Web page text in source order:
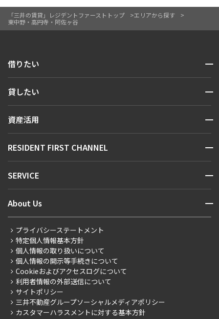
「三井の賃貸」レジデントファーストトップ
エリアから探す
東中野・高円寺・阿佐ヶ谷
駅から徒歩
指定なし
1分以内
他条件
三井の賃貸物件
楽器可・相談
入居可能日
より詳細な絞り込み
建物施設やお部屋の設備、方位、階数などの絞り込みが
できます
借りたい 開閉
人気エリアから探す
新着情報から探す
新着募集情報
こだわりから探す
こだわり一覧
プレミアムマンション
新築
当社限定（港区・渋谷区）
当社限定（港区・渋谷区以外）
三井不動産企画
貸したい 開閉
お問い合わせ
資産活用 開閉
お問い合わせ
RESIDENT FIRST CHANNEL 開閉
マンションレポート
住まいのコラム
SERVICE 開閉
会員ページ
ご入居・提携サービス
お部屋探しからご契約まで
よくあるご質問
社宅紹介
【仲介会社様向け】当社仲介事業部取り扱い物件入居申込
About Us 開閉
会社情報
事業案内
採用情報
ニュースリリース
お問い合わせ
プライバシーステートメント
特定個人情報基本方針
個人情報の取り扱いについて
個人情報の開示等手続きについて
Cookieおよびアクセスログについて
利用者情報の外部送信について
サイトポリシー
三井不動産グループソーシャルメディアポリシー
カスタマーハラスメントに対する基本方針